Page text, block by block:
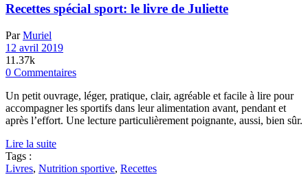
Recettes spécial sport: le livre de Juliette
ParMuriel
12 avril 2019
11.37k
0 Commentaires
Un petit ouvrage, léger, pratique, clair, agréable et facile à lire pour
accompagner les sportifs dans leur alimentation avant, pendant et
après l’effort. Une lecture particulièrement poignante, aussi, bien sûr.
Lire la suite
Tags :
Livres, Nutrition sportive, Recettes